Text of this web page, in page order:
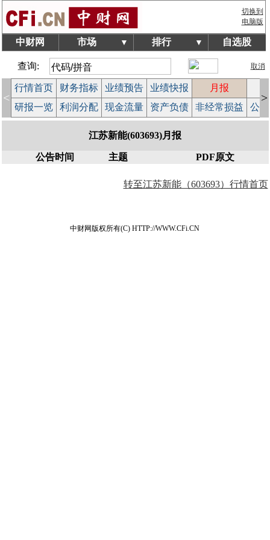
切换到
电脑版
中财网 市场 ▼ 排行 ▼ 自选股
查询: 取消
<
行情首页 财务指标 业绩预告 业绩快报 月报
研报一览
利润分配 现金流量 资产负债 非经常损益 公
>
江苏新能(603693)月报
公告时间 主题 PDF原文
转至江苏新能（603693）行情首页
中财网版权所有(C) HTTP://WWW.CFi.CN